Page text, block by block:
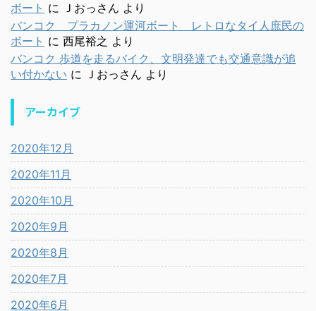
ボート に Ｊおっさん より
バンコク プラカノン運河ボート レトロなタイ人庶民の
ボート に 西尾裕之 より
バンコク 歩道を走るバイク、文明発達でも交通意識が追
い付かない に Ｊおっさん より
アーカイブ
2020年12月
2020年11月
2020年10月
2020年9月
2020年8月
2020年7月
2020年6月